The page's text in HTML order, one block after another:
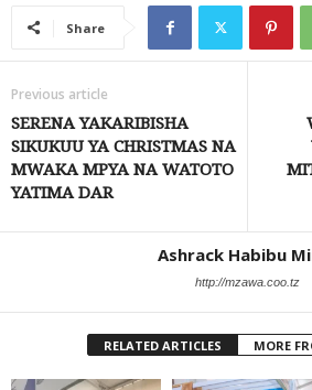
Share
Previous article
SERENA YAKARIBISHA
SIKUKUU YA CHRISTMAS NA
MWAKA MPYA NA WATOTO
YATIMA DAR
Ashrack Habibu
http://mzawa.coo.tz
RELATED ARTICLES MORE